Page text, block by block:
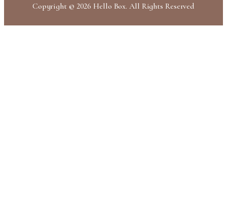
Copyright © 2026 Hello Box. All Rights Reserved